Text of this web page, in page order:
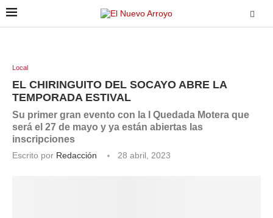
Local
EL CHIRINGUITO DEL SOCAYO ABRE LA
TEMPORADA ESTIVAL
Su primer gran evento con la I Quedada Motera que
será el 27 de mayo y ya están abiertas las
inscripciones
Escrito por Redacción 28 abril, 2023